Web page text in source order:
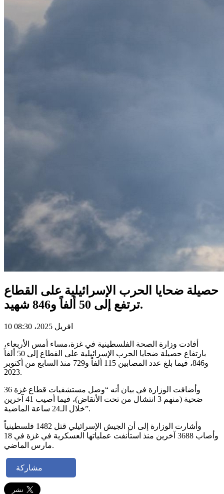
حصيلة ضحايا الحرب الإسرائيلية على القطاع
ترتفع إلى 50 ألفاً و846 شهيد.
10 افريل 2025، 08:30
أفادت وزارة الصحة الفلسطينية في غزة،مساء أمس الأربعاء،
بارتفاع حصيلة ضحايا الحرب الإسرائيلية على القطاع إلى 50 ألفاً
و846، فيما بلغ عدد المصابين 115 ألفاً و729 منذ السابع من أكتوبر
2023.
وأضافت الوزارة في بيان أنه “وصل مستشفيات قطاع غزة 36
ضحية (منهم 3 انتشال من تحت الأنقاض)، فيما أصيب 41 آخرين
خلال الـ24 ساعة الماضية”.
وأشارت الوزارة إلى أن الجيش الإسرائيلي قتل 1482 فلسطينياً
وأصاب 3688 آخرين منذ استأنفت عملياتها العسكرية في غزة في 18
مارس الماضي.
مشاركة